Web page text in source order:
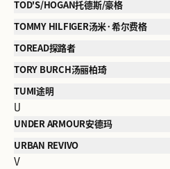
TOD'S/HOGAN托德斯/豪格
TOMMY HILFIGER汤米·希尔费格
TOREAD探路者
TORY BURCH汤丽柏琦
TUMI途明
U
UNDER ARMOUR安德玛
URBAN REVIVO
V